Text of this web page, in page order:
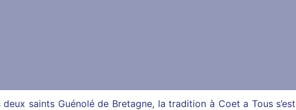
deux saints Guénolé de Bretagne, la tradition à Coet a Tous